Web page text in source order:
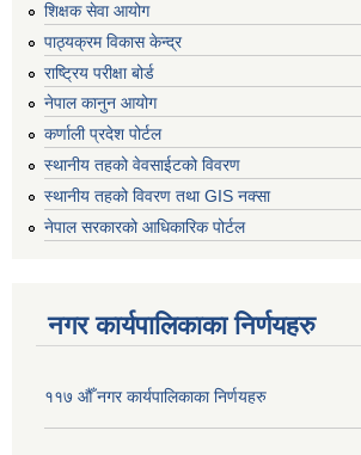
शिक्षक सेवा आयोग
पाठ्यक्रम विकास केन्द्र
राष्ट्रिय परीक्षा बोर्ड
नेपाल कानुन आयोग
कर्णाली प्रदेश पोर्टल
स्थानीय तहको वेवसाईटको विवरण
स्थानीय तहको विवरण तथा GIS नक्सा
नेपाल सरकारको आधिकारिक पोर्टल
नगर कार्यपालिकाका निर्णयहरु
११७ औँ नगर कार्यपालिकाका निर्णयहरु